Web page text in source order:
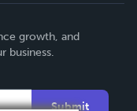
growth, and
business.
Submit